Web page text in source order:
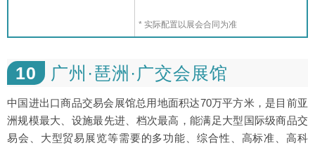
* 实际配置以展会合同为准
10 广州·琶洲·广交会展馆
中国进出口商品交易会展馆总用地面积达70万平方米，是目前亚
洲规模最大、设施最先进、档次最高，能满足大型国际级商品交
易会、大型贸易展览等需要的多功能、综合性、高标准、高科